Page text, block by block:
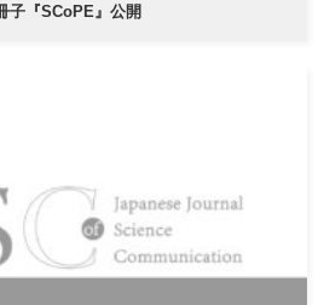
子『SCoPE』公開